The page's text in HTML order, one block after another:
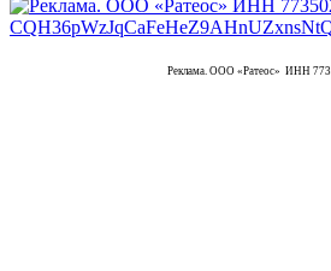
Реклама. ООО «Ратеос» ИНН